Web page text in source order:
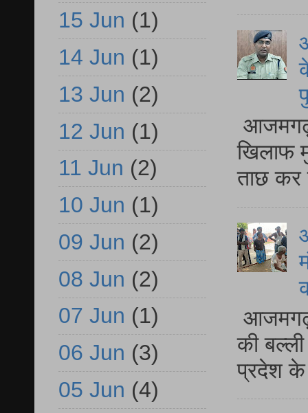
आजमगढ़
खिलाफ
ताछ कर
आजमगढ़
की
प्रदेश
15 Jun (1)
14 Jun (1)
13 Jun (2)
12 Jun (1)
11 Jun (2)
10 Jun (1)
09 Jun (2)
08 Jun (2)
07 Jun (1)
06 Jun (3)
05 Jun (4)